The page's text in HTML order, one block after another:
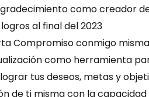
como creador
logros al final del 2023
Compromiso conmigo misma
como herramienta
tus deseos, metas y
de ti misma con la